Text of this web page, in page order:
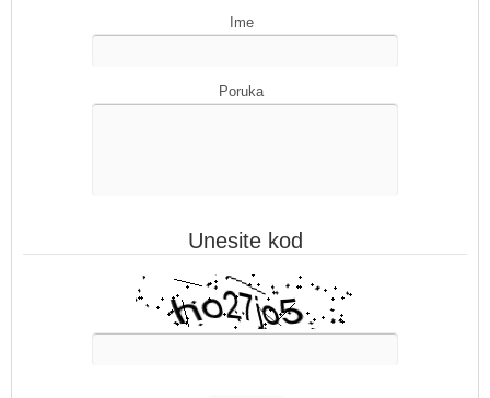
Ime
Poruka
Unesite kod